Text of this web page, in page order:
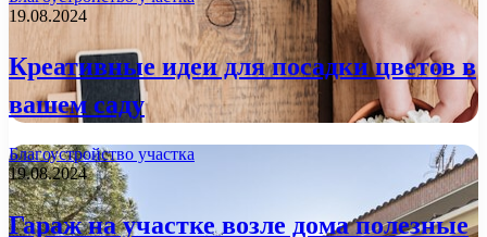
19.08.2024
Креативные идеи для посадки цветов в
вашем саду
Благоустройство участка
19.08.2024
Гараж на участке возле дома полезные